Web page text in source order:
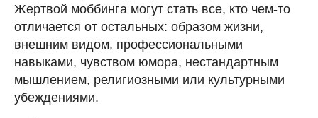
Жертвой моббинга могут стать все, кто чем-то
отличается от остальных: образом жизни,
внешним видом, профессиональными
навыками, чувством юмора, нестандартным
мышлением, религиозными или культурными
убеждениями.